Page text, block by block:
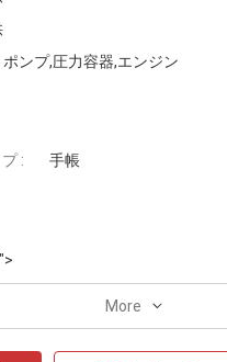
ポンプ,圧力容器,エンジン
:
手帳
More